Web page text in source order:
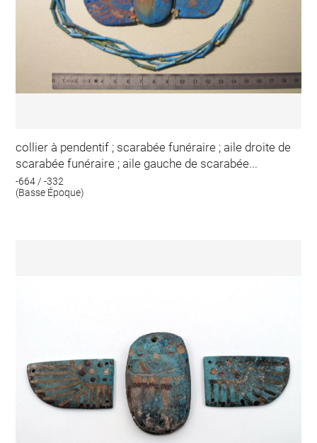
collier à pendentif ; scarabée funéraire ; aile droite de
scarabée funéraire ; aile gauche de scarabée...
-664 / -332
(Basse Époque)